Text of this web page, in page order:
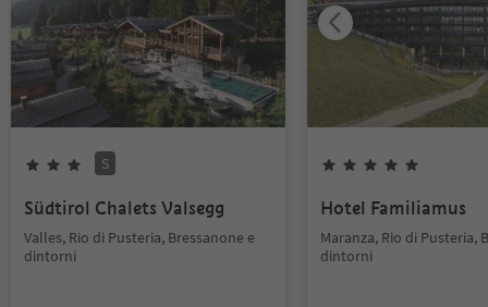
S
Südtirol Chalets Valsegg
Valles, Rio di Pusteria, Bressanone e
dintorni
Hotel Familiamus
Maranza, Rio di Pusteria,
dintorni